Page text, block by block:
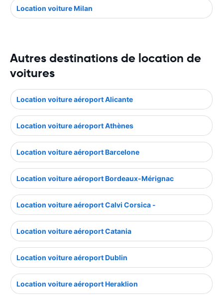
Location voiture Milan
Autres destinations de location de
voitures
Location voiture aéroport Alicante
Location voiture aéroport Athènes
Location voiture aéroport Barcelone
Location voiture aéroport Bordeaux-Mérignac
Location voiture aéroport Calvi Corsica -
Location voiture aéroport Catania
Location voiture aéroport Dublin
Location voiture aéroport Heraklion